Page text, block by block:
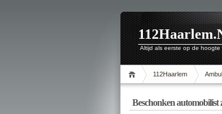
Altijd als eerste op de
112Haarlem
Beschonken